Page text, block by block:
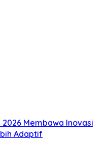
Membawa Inovasi
Adaptif